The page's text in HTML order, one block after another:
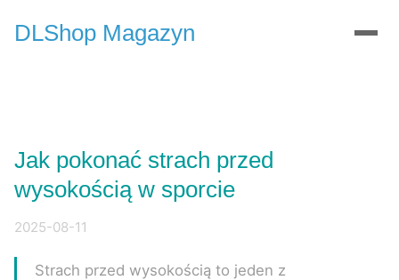
DLShop Magazyn
Jak pokonać strach przed
wysokością w sporcie
2025-08-11
Strach przed wysokością to jeden z